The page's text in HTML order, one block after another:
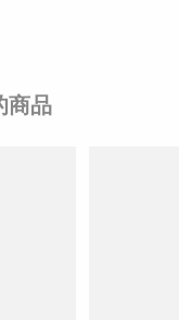
商品